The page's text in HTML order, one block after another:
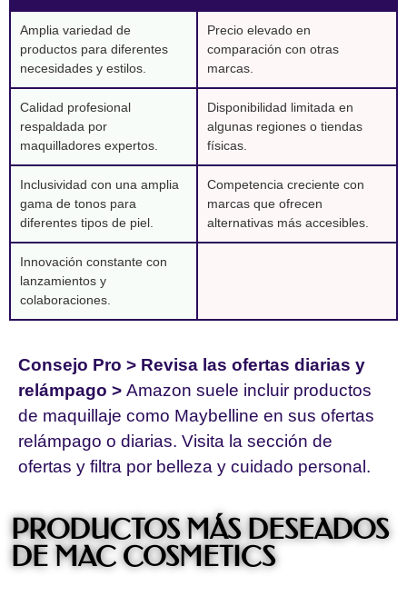
Amplia variedad de
productos para diferentes
necesidades y estilos.
Precio elevado en
comparación con otras
marcas.
Calidad profesional
respaldada por
maquilladores expertos.
Disponibilidad limitada en
algunas regiones o tiendas
físicas.
Inclusividad con una amplia
gama de tonos para
diferentes tipos de piel.
Competencia creciente con
marcas que ofrecen
alternativas más accesibles.
Innovación constante con
lanzamientos y
colaboraciones.
Consejo Pro > Revisa las ofertas diarias y
relámpago > Amazon suele incluir productos
de maquillaje como Maybelline en sus ofertas
relámpago o diarias. Visita la sección de
ofertas y filtra por belleza y cuidado personal.
PRODUCTOS MÁS DESEADOS
DE MAC COSMETICS